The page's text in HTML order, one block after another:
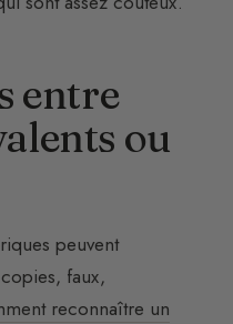
entre
ou
peuvent
faux,
reconnaître un